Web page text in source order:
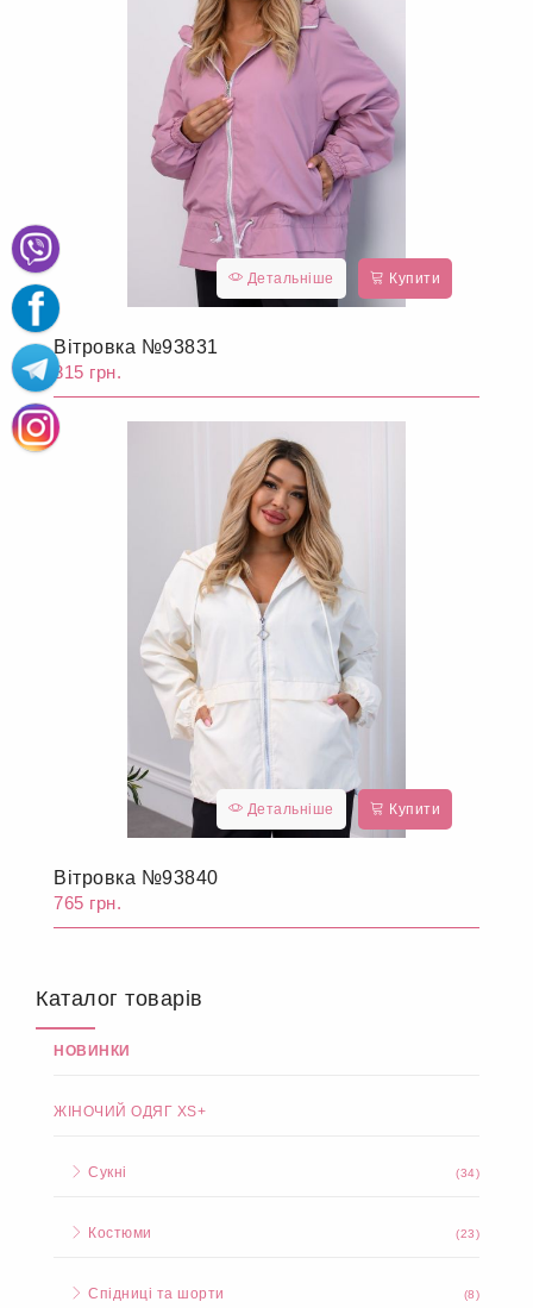
Детальніше Купити
Вітровка №93831
815 грн.
Детальніше Купити
Вітровка №93840
765 грн.
Каталог товарів
НОВИНКИ
ЖІНОЧИЙ ОДЯГ XS+
Сукні (34)
Костюми (23)
Спідниці та шорти (8)